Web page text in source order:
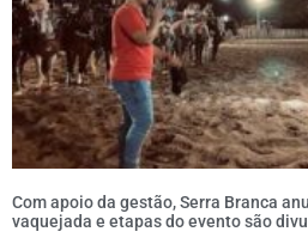
Com apoio da gestão, Serra Branca
vaquejada e etapas do evento são